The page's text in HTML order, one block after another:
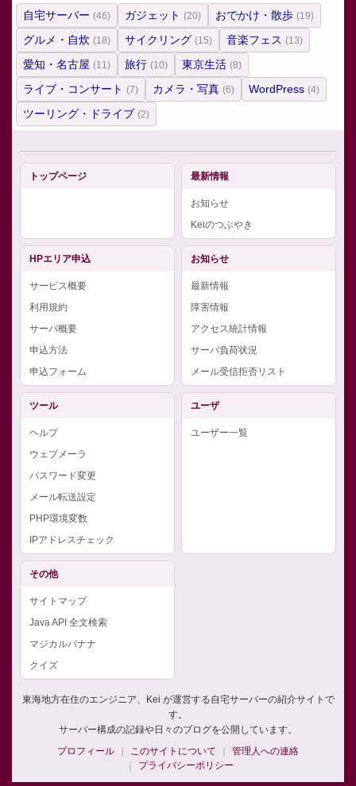
自宅サーバー (46) ガジェット (20) おでかけ・散歩 (19)
グルメ・自炊 (18) サイクリング (15) 音楽フェス (13)
愛知・名古屋 (11) 旅行 (10) 東京生活 (8)
ライブ・コンサート (7) カメラ・写真 (6) WordPress (4)
ツーリング・ドライブ (2)
トップページ 最新情報
お知らせ
Keiのつぶやき
HPエリア申込
サービス概要
利用規約
サーバ概要
申込方法
申込フォーム
お知らせ
最新情報
障害情報
アクセス統計情報
サーバ負荷状況
メール受信拒否リスト
ツール
ヘルプ
ウェブメーラ
パスワード変更
メール転送設定
PHP環境変数
IPアドレスチェック
ユーザ
ユーザー一覧
その他
サイトマップ
Java API 全文検索
マジカルバナナ
クイズ
東海地方在住のエンジニア、Kei が運営する自宅サーバーの紹介サイトで
す。
サーバー構成の記録や日々のブログを公開しています。
プロフィール
このサイトについて
管理人への連絡
プライバシーポリシー